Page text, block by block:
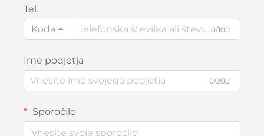
Tel.
Koda
0/100
Ime podjetja
0/200
Sporočilo